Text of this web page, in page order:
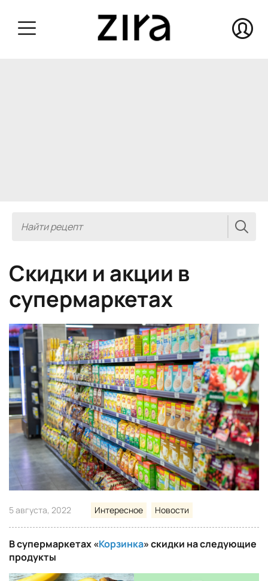
Скидки и акции в
супермаркетах
5 августа, 2022 Интересное Новости
В супермаркетах «Корзинка» скидки на следующие
продукты